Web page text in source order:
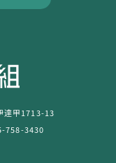
達甲1713-13
758-3430